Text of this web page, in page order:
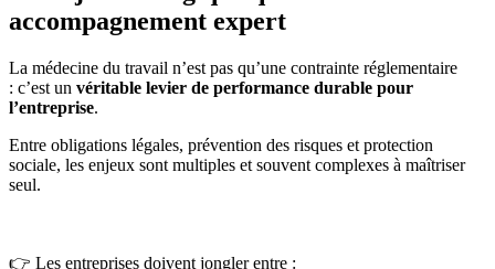
accompagnement expert
La médecine du travail n’est pas qu’une contrainte réglementaire
: c’est un véritable levier de performance durable pour
l’entreprise.
Entre obligations légales, prévention des risques et protection
sociale, les enjeux sont multiples et souvent complexes à maîtriser
seul.
👉 Les entreprises doivent jongler entre :